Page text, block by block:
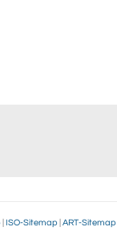
ISO-Sitemap ART-Sitemap